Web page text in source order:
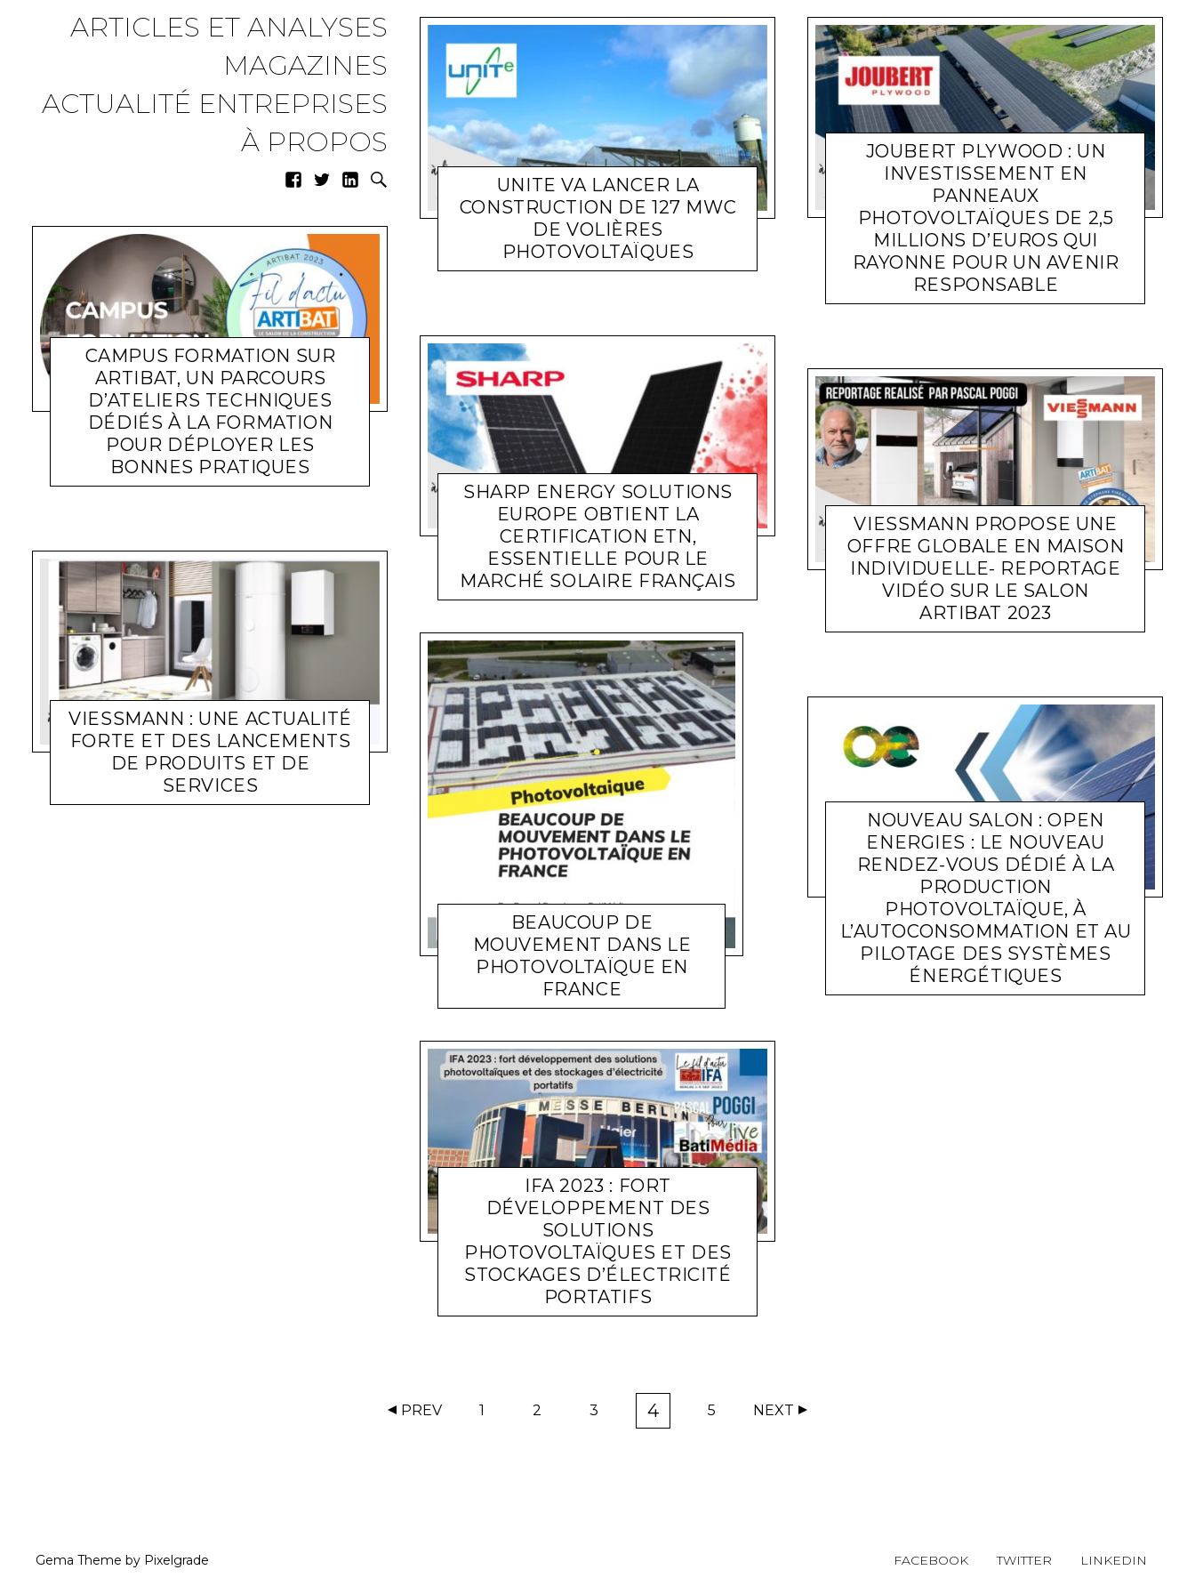
ARTICLES ET ANALYSES
MAGAZINES
ACTUALITÉ ENTREPRISES
À PROPOS
CAMPUS FORMATION SUR
ARTIBAT, UN PARCOURS
D’ATELIERS TECHNIQUES
DÉDIÉS À LA FORMATION
POUR DÉPLOYER LES
BONNES PRATIQUES
MENUISERIE LARA GASQUET 10 OCTOBRE 2023
VIESSMANN : UNE ACTUALITÉ
FORTE ET DES LANCEMENTS
DE PRODUITS ET DE
SERVICES
2023
UNITE VA LANCER LA
CONSTRUCTION DE 127 MWC
DE VOLIÈRES
PHOTOVOLTAÏQUES
LARA GASQUET
2023
SHARP ENERGY SOLUTIONS
EUROPE OBTIENT LA
CERTIFICATION ETN,
ESSENTIELLE POUR LE
MARCHÉ SOLAIRE FRANÇAIS
ACTUALITÉ ENTREPRISES
2023
BEAUCOUP DE
MOUVEMENT DANS LE
PHOTOVOLTAÏQUE EN
FRANCEPASCAL POGGI
SEPTEMBRE 2023
IFA 2023 : FORT
DÉVELOPPEMENT DES
SOLUTIONS
PHOTOVOLTAÏQUES ET DES
STOCKAGES D’ÉLECTRICITÉ
PORTATIFS
PHOTOVOLTAIQUE PASCAL POGGI 1 SEPTEMBRE 2023
JOUBERT PLYWOOD : UN
INVESTISSEMENT EN
PANNEAUX
PHOTOVOLTAÏQUES DE 2,5
MILLIONS D’EUROS QUI
RAYONNE POUR UN AVENIR
RESPONSABLE
2023
VIESSMANN PROPOSE UNE
OFFRE GLOBALE EN MAISON
INDIVIDUELLE- REPORTAGE
VIDÉO SUR LE SALON
ARTIBAT 2023
POMPE À CHALEUR PASCAL POGGI 27 OCTOBRE 2023
NOUVEAU SALON : OPEN
ENERGIES : LE NOUVEAU
RENDEZ-VOUS DÉDIÉ À LA
PRODUCTION
PHOTOVOLTAÏQUE, À
L’AUTOCONSOMMATION ET AU
PILOTAGE DES SYSTÈMES
ÉNERGÉTIQUES
ACTUALITÉS SALONS LARA GASQUET 18 SEPTEMBRE 2023
PREV 1 2 3 4 5 NEXT
Gema Theme by Pixelgrade FACEBOOK TWITTER LINKEDIN